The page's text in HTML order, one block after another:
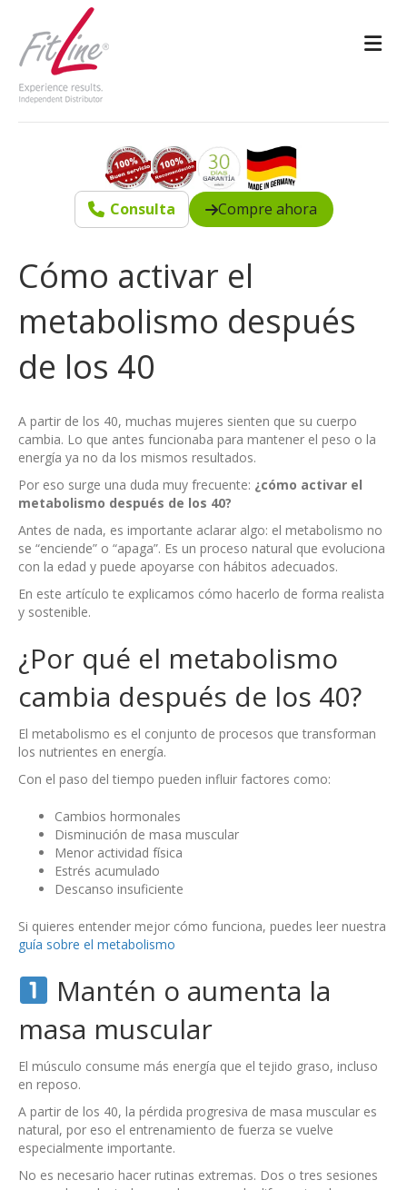
Consulta Compre ahora
Cómo activar el
metabolismo después
de los 40
A partir de los 40, muchas mujeres sienten que su cuerpo
cambia. Lo que antes funcionaba para mantener el peso o la
energía ya no da los mismos resultados.
Por eso surge una duda muy frecuente: ¿cómo activar el
metabolismo después de los 40?
Antes de nada, es importante aclarar algo: el metabolismo no
se “enciende” o “apaga”. Es un proceso natural que evoluciona
con la edad y puede apoyarse con hábitos adecuados.
En este artículo te explicamos cómo hacerlo de forma realista
y sostenible.
¿Por qué el metabolismo
cambia después de los 40?
El metabolismo es el conjunto de procesos que transforman
los nutrientes en energía.
Con el paso del tiempo pueden influir factores como:
Cambios hormonales
Disminución de masa muscular
Menor actividad física
Estrés acumulado
Descanso insuficiente
Si quieres entender mejor cómo funciona, puedes leer nuestra
guía sobre el metabolismo
Mantén o aumenta la
masa muscular
El músculo consume más energía que el tejido graso, incluso
en reposo.
A partir de los 40, la pérdida progresiva de masa muscular es
natural, por eso el entrenamiento de fuerza se vuelve
especialmente importante.
No es necesario hacer rutinas extremas. Dos o tres sesiones